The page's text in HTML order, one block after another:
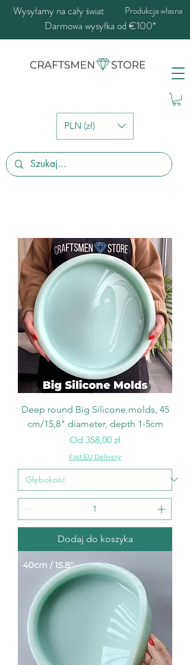
PLN (zł)
Wysyłamy na cały świat Produkcja własna
Darmowa wysyłka od €100*
Deep round Big Silicone molds, 45
cm/15,8" diameter, depth 1-5cm
Od 358,00 zł
Cena rabatowa
Fast EU Delivery
Dodaj do koszyka